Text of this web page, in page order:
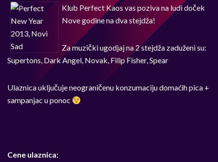
Klub Perfect Kaos vas poziva na ludi doček
Nove godine na dva stejdža!
Za muzički ugodjaj na 2 stejdža zaduženi su:
Supertons, Dark Angel, Novak, Filip Fisher, Spear
Ulaznica uključuje neograničenu konzumaciju domaćih pica +
sampanjac u ponoc
Cene ulaznica: